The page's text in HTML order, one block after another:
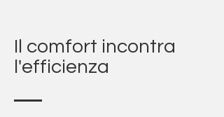
Il comfort incontra
l'efficienza